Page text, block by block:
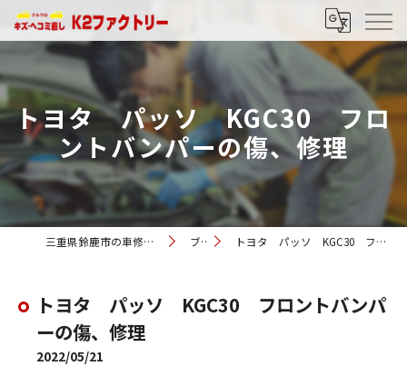
トヨタ パッソ KGC30 フロ
ントバンパーの傷、修理
三重県鈴鹿市の車修理ならK2ファクトリー ブログ トヨタ パッソ KGC30 フロントバンパーの傷、修理
トヨタ パッソ KGC30 フロントバンパ
ーの傷、修理
2022/05/21